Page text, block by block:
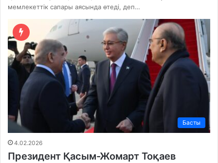
мемлекеттік сапары аясында өтеді, деп…
Басты
4.02.2026
Президент Қасым-Жомарт Тоқаев